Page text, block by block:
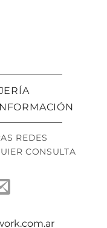
REDES
CONSULTA